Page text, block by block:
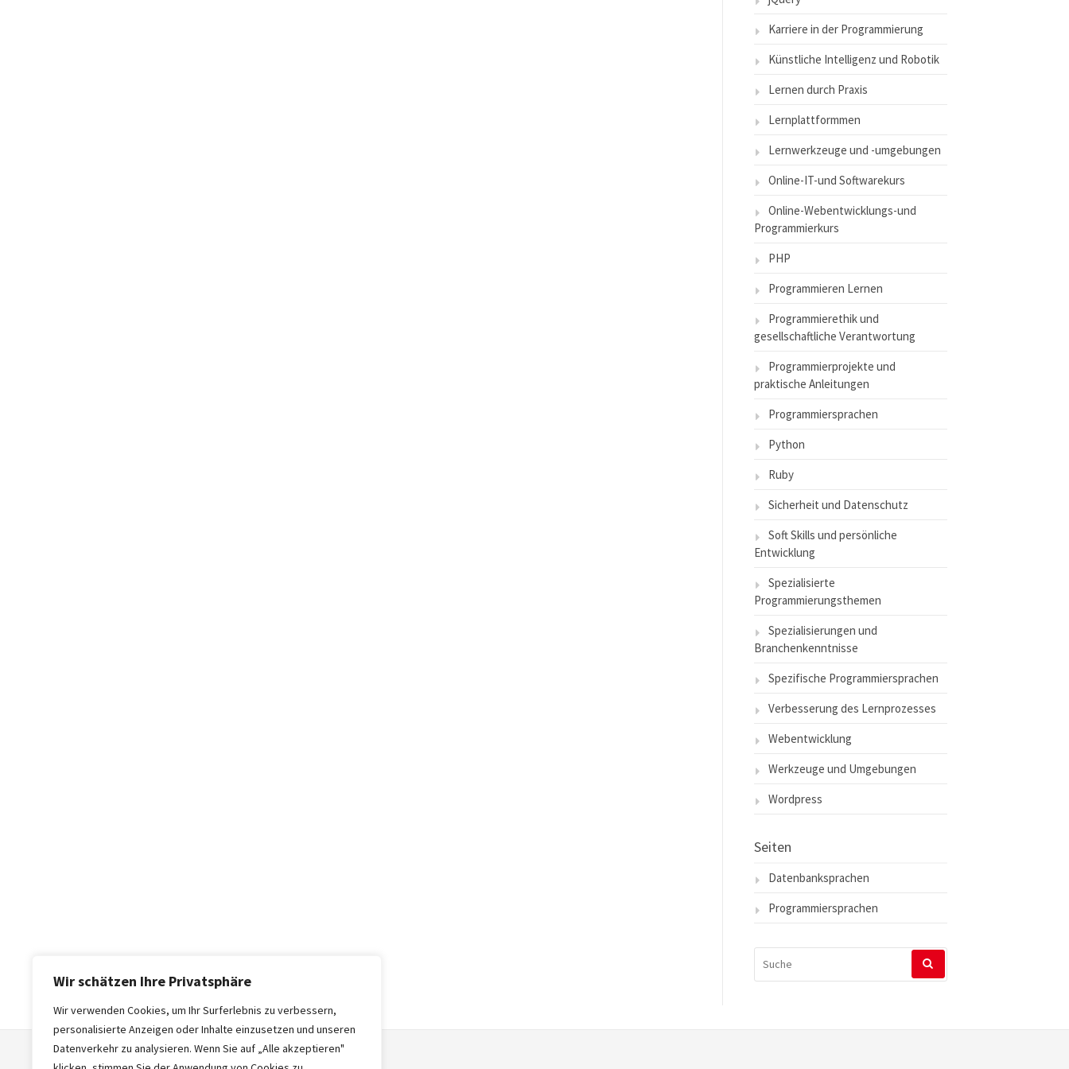
Wir schätzen Ihre Privatsphäre
Wir verwenden Cookies, um Ihr Surferlebnis zu verbessern,
personalisierte Anzeigen oder Inhalte einzusetzen und unseren
Datenverkehr zu analysieren. Wenn Sie auf „Alle akzeptieren"
Karriere in der Programmierung
Künstliche Intelligenz und Robotik
Lernen durch Praxis
Lernplattformmen
Lernwerkzeuge und -umgebungen
Online-IT-und Softwarekurs
Online-Webentwicklungs-und
Programmierkurs
PHP
Programmieren Lernen
Programmierethik und
gesellschaftliche Verantwortung
Programmierprojekte und
praktische Anleitungen
Programmiersprachen
Python
Ruby
Sicherheit und Datenschutz
Soft Skills und persönliche
Entwicklung
Spezialisierte
Programmierungsthemen
Spezialisierungen und
Branchenkenntnisse
Spezifische Programmiersprachen
Verbesserung des Lernprozesses
Webentwicklung
Werkzeuge und Umgebungen
Wordpress
Seiten
Datenbanksprachen
Programmiersprachen
NACH: